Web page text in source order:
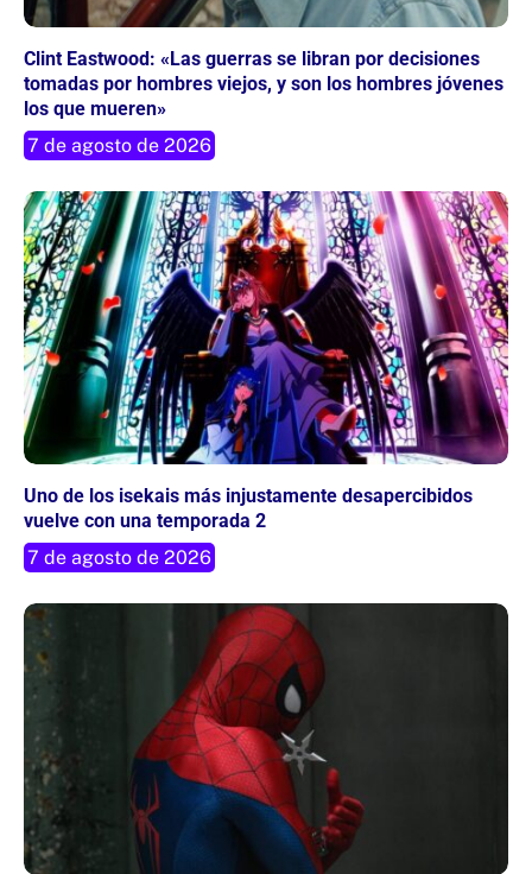
Clint Eastwood: «Las guerras se libran por decisiones
tomadas por hombres viejos, y son los hombres jóvenes
los que mueren»
7 de agosto de 2026
Uno de los isekais más injustamente desapercibidos
vuelve con una temporada 2
7 de agosto de 2026